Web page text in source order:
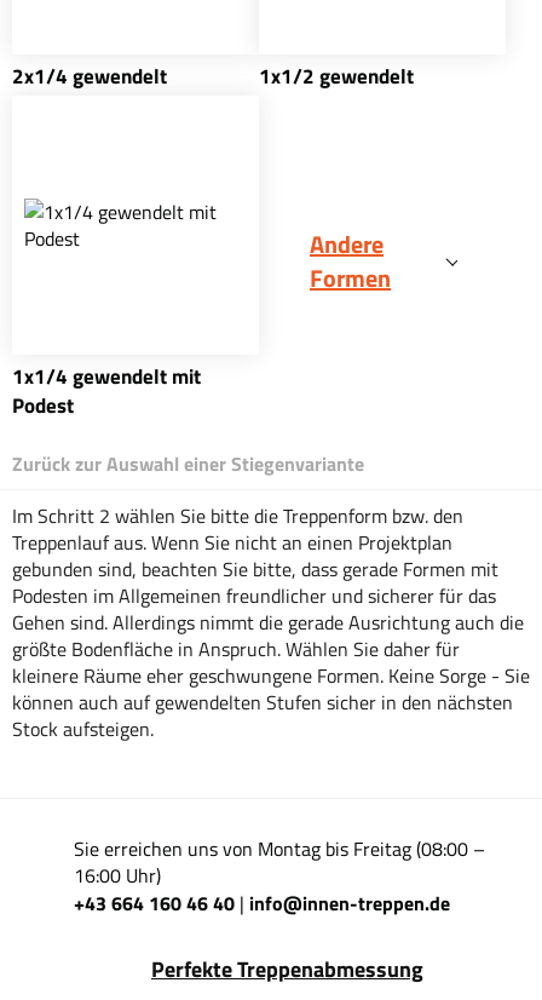
2x1/4 gewendelt 1x1/2 gewendelt
1x1/4 gewendelt mit
Podest
Andere
Formen
Zurück zur Auswahl einer Stiegenvariante
Im Schritt 2 wählen Sie bitte die Treppenform bzw. den
Treppenlauf aus. Wenn Sie nicht an einen Projektplan
gebunden sind, beachten Sie bitte, dass gerade Formen mit
Podesten im Allgemeinen freundlicher und sicherer für das
Gehen sind. Allerdings nimmt die gerade Ausrichtung auch die
größte Bodenfläche in Anspruch. Wählen Sie daher für
kleinere Räume eher geschwungene Formen. Keine Sorge - Sie
können auch auf gewendelten Stufen sicher in den nächsten
Stock aufsteigen.
Sie erreichen uns von Montag bis Freitag (08:00 –
16:00 Uhr)
+43 664 160 46 40 | info@innen-treppen.de
Perfekte Treppenabmessung